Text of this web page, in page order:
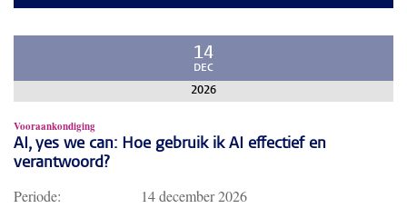
14
DEC
2026
Vooraankondiging
AI, yes we can: Hoe gebruik ik AI effectief en
verantwoord?
Periode:
14 december 2026